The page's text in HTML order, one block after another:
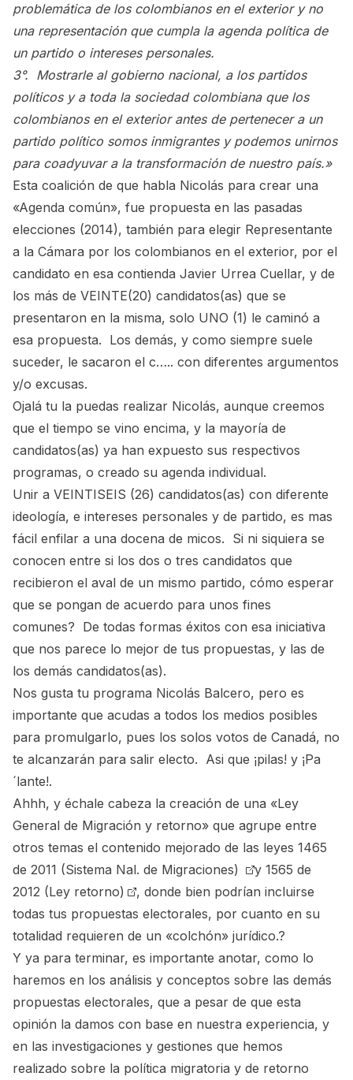
problemática de los colombianos en el exterior y no
una representación que cumpla la agenda política de
un partido o intereses personales.
3°. Mostrarle al gobierno nacional, a los partidos
políticos y a toda la sociedad colombiana que los
colombianos en el exterior antes de pertenecer a un
partido político somos inmigrantes y podemos unirnos
para coadyuvar a la transformación de nuestro país.»
Esta coalición de que habla Nicolás para crear una
«Agenda común», fue propuesta en las pasadas
elecciones (2014), también para elegir Representante
a la Cámara por los colombianos en el exterior, por el
candidato en esa contienda Javier Urrea Cuellar, y de
los más de VEINTE(20) candidatos(as) que se
presentaron en la misma, solo UNO (1) le caminó a
esa propuesta. Los demás, y como siempre suele
suceder, le sacaron el c….. con diferentes argumentos
y/o excusas.
Ojalá tu la puedas realizar Nicolás, aunque creemos
que el tiempo se vino encima, y la mayoría de
candidatos(as) ya han expuesto sus respectivos
programas, o creado su agenda individual.
Unir a VEINTISEIS (26) candidatos(as) con diferente
ideología, e intereses personales y de partido, es mas
fácil enfilar a una docena de micos. Si ni siquiera se
conocen entre si los dos o tres candidatos que
recibieron el aval de un mismo partido, cómo esperar
que se pongan de acuerdo para unos fines
comunes? De todas formas éxitos con esa iniciativa
que nos parece lo mejor de tus propuestas, y las de
los demás candidatos(as).
Nos gusta tu programa Nicolás Balcero, pero es
importante que acudas a todos los medios posibles
para promulgarlo, pues los solos votos de Canadá, no
te alcanzarán para salir electo. Asi que ¡pilas! y ¡Pa
´lante!.
Ahhh, y échale cabeza la creación de una «Ley
General de Migración y retorno» que agrupe entre
otros temas el contenido mejorado de las leyes 1465
de 2011 (Sistema Nal. de Migraciones)
y 1565 de
2012 (Ley retorno)
, donde bien podrían incluirse
todas tus propuestas electorales, por cuanto en su
totalidad requieren de un «colchón» jurídico.?
Y ya para terminar, es importante anotar, como lo
haremos en los análisis y conceptos sobre las demás
propuestas electorales, que a pesar de que esta
opinión la damos con base en nuestra experiencia, y
en las investigaciones y gestiones que hemos
realizado sobre la política migratoria y de retorno